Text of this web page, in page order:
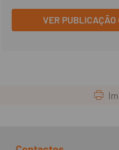
VER PUBLICAÇÃO